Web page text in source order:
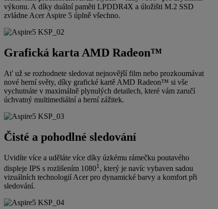
výkonu. A díky duální paměti LPDDR4X a úložišti M.2 SSD
zvládne Acer Aspire 5 úplně všechno.
Grafická karta AMD Radeon™
Ať už se rozhodnete sledovat nejnovější film nebo prozkoumávat
nové herní světy, díky grafické kartě AMD Radeon™ si vše
vychutnáte v maximálně plynulých detailech, které vám zaručí
úchvatný multimediální a herní zážitek.
Čisté a pohodlné sledování
Uvidíte více a uděláte více díky úzkému rámečku poutavého
displeje IPS s rozlišením 10801 , který je navíc vybaven sadou
vizuálních technologií Acer pro dynamické barvy a komfort při
sledování.